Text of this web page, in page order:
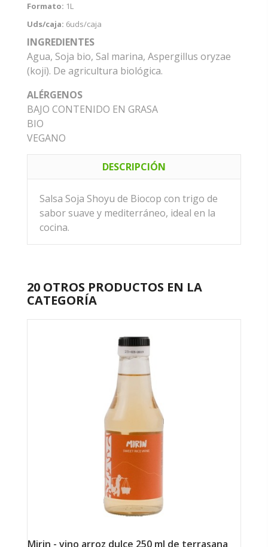
Formato: 1L
Uds/caja: 6uds/caja
INGREDIENTES
Agua, Soja bio, Sal marina, Aspergillus oryzae
(koji). De agricultura biológica.
ALÉRGENOS
BAJO CONTENIDO EN GRASA
BIO
VEGANO
DESCRIPCIÓN
Salsa Soja Shoyu de Biocop con trigo de
sabor suave y mediterráneo, ideal en la
cocina.
20 OTROS PRODUCTOS EN LA
CATEGORÍA
mirin - vino arroz dulce 250 ml de terrasana